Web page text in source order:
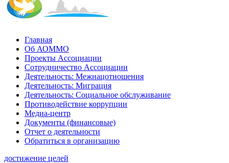
Главная
Об АОММО
Проекты Ассоциации
Сотрудничество Ассоциации
Деятельность: Межнацотношения
Деятельность: Миграция
Деятельность: Социальное обслуживание
Противодействие коррупции
Медиа-центр
Документы (финансовые)
Отчет о деятельности
Обратиться в организацию
достижение целей